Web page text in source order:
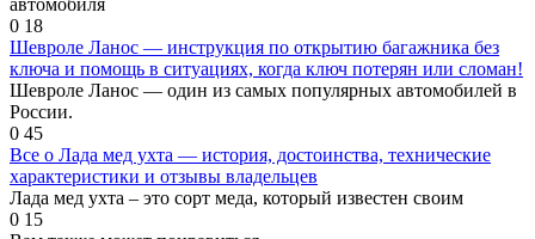
0 18
Шевроле Ланос — инструкция по открытию багажника без
ключа и помощь в ситуациях, когда ключ потерян или сломан!
Шевроле Ланос — один из самых популярных автомобилей в
России.
0 45
Все о Лада мед ухта — история, достоинства, технические
характеристики и отзывы владельцев
Лада мед ухта – это сорт меда, который известен своим
0 15